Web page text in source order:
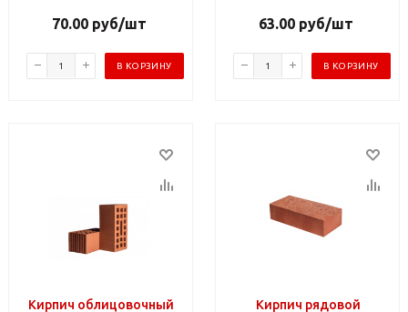
70.00 руб/шт
В КОРЗИНУ
63.00 руб/шт
В КОРЗИНУ
Кирпич облицовочный
Кирпич рядовой